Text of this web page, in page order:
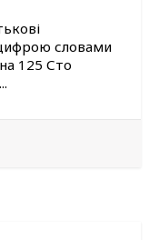
словами
125 Сто